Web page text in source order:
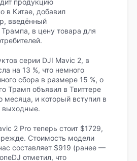
в Китае, добавил
введённый
в цену товара для
серии DJI Mavic 2, в
на 13 %, что немного
сбора в размере 15 %, о
Трамп объявил в Твиттере
месяца, и который вступил в
выходные.
2 Pro теперь стоит $1729,
Стоимость модели
составляет $919 (ранее —
отметил, что